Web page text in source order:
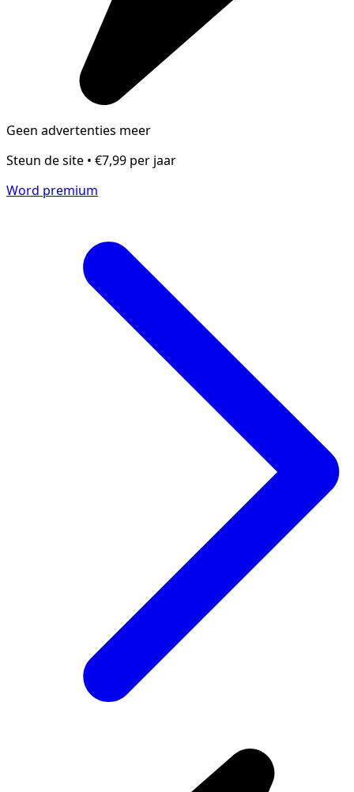
Geen advertenties meer
Steun de site • €7,99 per jaar
Word premium